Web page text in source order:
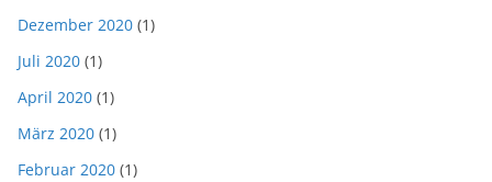
Dezember 2020 (1)
Juli 2020 (1)
April 2020 (1)
März 2020 (1)
Februar 2020 (1)